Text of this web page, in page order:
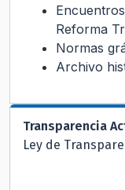
Reforma
Normas
Archivo
Transparencia
Ley de